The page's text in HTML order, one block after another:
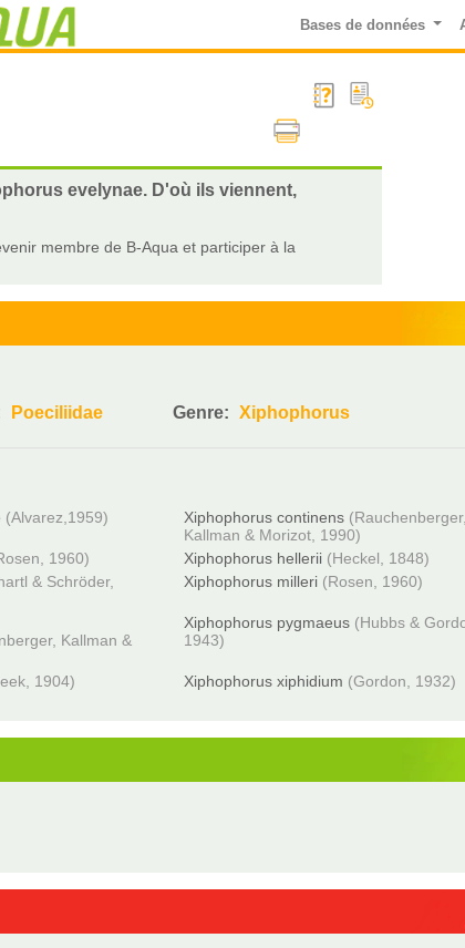
Bases de données
evelynae. D'où ils viennent,
membre de B-Aqua et participer à la
Poeciliidae Genre: Xiphophorus
(Alvarez,1959) Xiphophorus continens (Rauchenberger,
Kallman & Morizot, 1990)
1960) Xiphophorus hellerii (Heckel, 1848)
& Schröder,
Xiphophorus milleri (Rosen, 1960)
Kallman &
Xiphophorus pygmaeus (Hubbs &
1943)
1904) Xiphophorus xiphidium (Gordon, 1932)